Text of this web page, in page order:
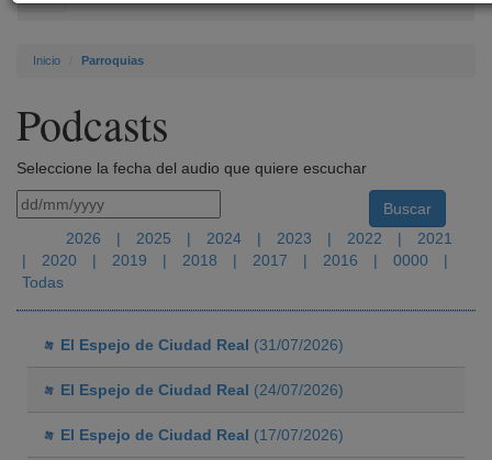
navigation
Inicio Parroquias
Podcasts
Seleccione la fecha del audio que quiere escuchar
2026 | 2025 | 2024 | 2023 | 2022 |
2021
|
2020 | 2019 | 2018 | 2017 | 2016 | 0000
|
Todas
El Espejo de Ciudad Real (31/07/2026)
El Espejo de Ciudad Real (24/07/2026)
El Espejo de Ciudad Real (17/07/2026)